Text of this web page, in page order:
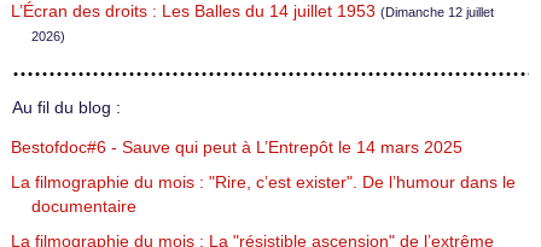
L’Écran des droits : Les Balles du 14 juillet 1953 (Dimanche 12 juillet
2026)
Au fil du blog :
Bestofdoc#6 - Sauve qui peut à L’Entrepôt le 14 mars 2025
La filmographie du mois : "Rire, c’est exister". De l’humour dans le
documentaire
La filmographie du mois : La "résistible ascension" de l’extrême